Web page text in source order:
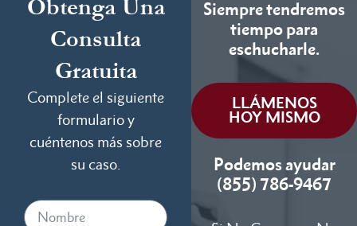
Obtenga Una
Consulta
Gratuita
Complete el siguiente
formulario y
cuéntenos más sobre
su caso.
Siempre tendremos
tiempo para
eschucharle.
LLÁMENOS
HOY MISMO
Podemos ayudar
(855) 786-9467